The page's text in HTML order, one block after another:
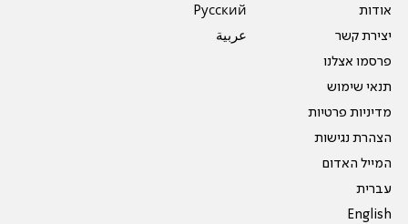
אודות
יצירת קשר
פרסמו אצלנו
תנאי שימוש
מדיניות פרטיות
הצהרת נגישות
המייל האדום
עברית
English
Pусский
عربية